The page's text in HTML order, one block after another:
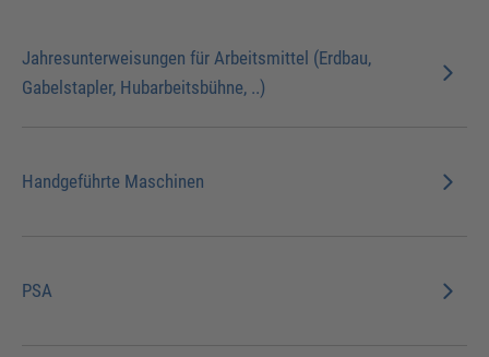
Jahresunterweisungen für Arbeitsmittel (Erdbau,
Gabelstapler, Hubarbeitsbühne, ..)
Handgeführte Maschinen
PSA